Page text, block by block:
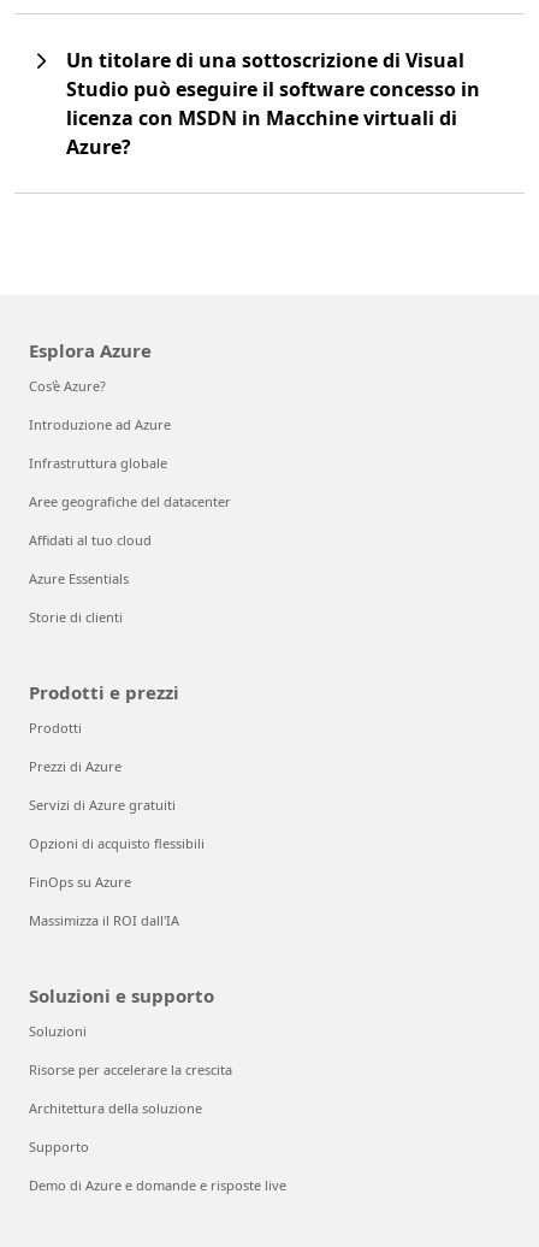
Un titolare di una sottoscrizione di Visual
Studio può eseguire il software concesso in
licenza con MSDN in Macchine virtuali di
Azure?
Esplora Azure
Cos'è Azure?
Introduzione ad Azure
Infrastruttura globale
Aree geografiche del datacenter
Affidati al tuo cloud
Azure Essentials
Storie di clienti
Prodotti e prezzi
Prodotti
Prezzi di Azure
Servizi di Azure gratuiti
Opzioni di acquisto flessibili
FinOps su Azure
Massimizza il ROI dall'IA
Soluzioni e supporto
Soluzioni
Risorse per accelerare la crescita
Architettura della soluzione
Supporto
Demo di Azure e domande e risposte live